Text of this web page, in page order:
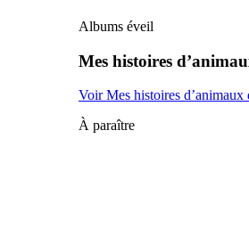
Albums éveil
Mes histoires
Voir Mes histoires d’animaux
À paraître